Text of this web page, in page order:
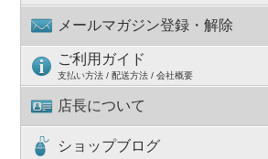
メールマガジン登録・解除
ご利用ガイド
支払い方法 / 配送方法 / 会社概要
店長について
ショップブログ